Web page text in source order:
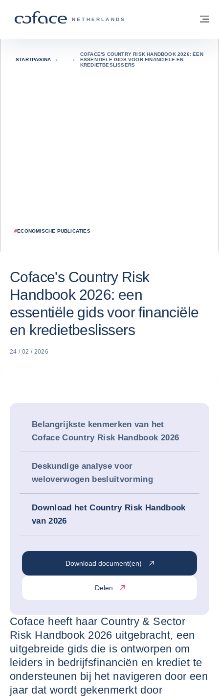
COFACE, FOR TRADE - GROEP
NETHERLANDS
Terug naar startpagina
#ECONOMISCHE PUBLICATIES
STARTPAGINA
COFACE'S COUNTRY RISK HANDBOOK 2026: EEN
ESSENTIËLE GIDS VOOR FINANCIËLE EN
KREDIETBESLISSERS
Coface's Country Risk
Handbook 2026: een
essentiële gids voor financiële
en kredietbeslissers
24 / 02 / 2026
Belangrijkste kenmerken van het
Coface Country Risk Handbook 2026
Deskundige analyse voor
weloverwogen besluitvorming
Download het Country Risk Handbook
van 2026
Download document(en)
Delen
Coface heeft haar Country & Sector
Risk Handbook 2026 uitgebracht, een
uitgebreide gids die is ontworpen om
leiders in bedrijfsfinanciën en krediet te
ondersteunen bij het navigeren door een
jaar dat wordt gekenmerkt door